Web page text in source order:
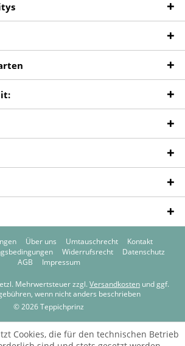
Über uns Umtauschrecht
Kontakt
Widerrufsrecht
Datenschutz
AGB
Impressum
Mehrwertsteuer zzgl. Versandkosten und ggf.
wenn nicht anders beschrieben
© 2026 Teppichprinz
Cookies, die für den technischen Betrieb